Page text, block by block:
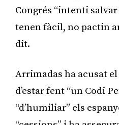
Congrés “intenti
tenen fàcil, no pactin
dit.
Arrimadas ha acusat
d’estar fent “un Codi
“d’humiliar” els